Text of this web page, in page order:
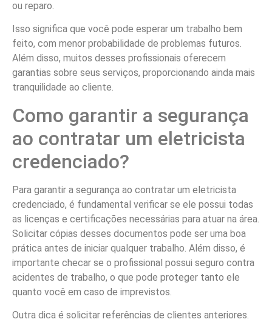
ou reparo.
Isso significa que você pode esperar um trabalho bem
feito, com menor probabilidade de problemas futuros.
Além disso, muitos desses profissionais oferecem
garantias sobre seus serviços, proporcionando ainda mais
tranquilidade ao cliente.
Como garantir a segurança
ao contratar um eletricista
credenciado?
Para garantir a segurança ao contratar um eletricista
credenciado, é fundamental verificar se ele possui todas
as licenças e certificações necessárias para atuar na área.
Solicitar cópias desses documentos pode ser uma boa
prática antes de iniciar qualquer trabalho. Além disso, é
importante checar se o profissional possui seguro contra
acidentes de trabalho, o que pode proteger tanto ele
quanto você em caso de imprevistos.
Outra dica é solicitar referências de clientes anteriores.